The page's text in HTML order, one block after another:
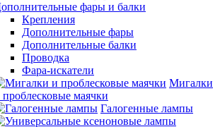
фары и балки
Крепления
Дополнительные фары
Дополнительные балки
Проводка
Фара-искатели
Мигалки
проблесковые маячки
Галогенные лампы